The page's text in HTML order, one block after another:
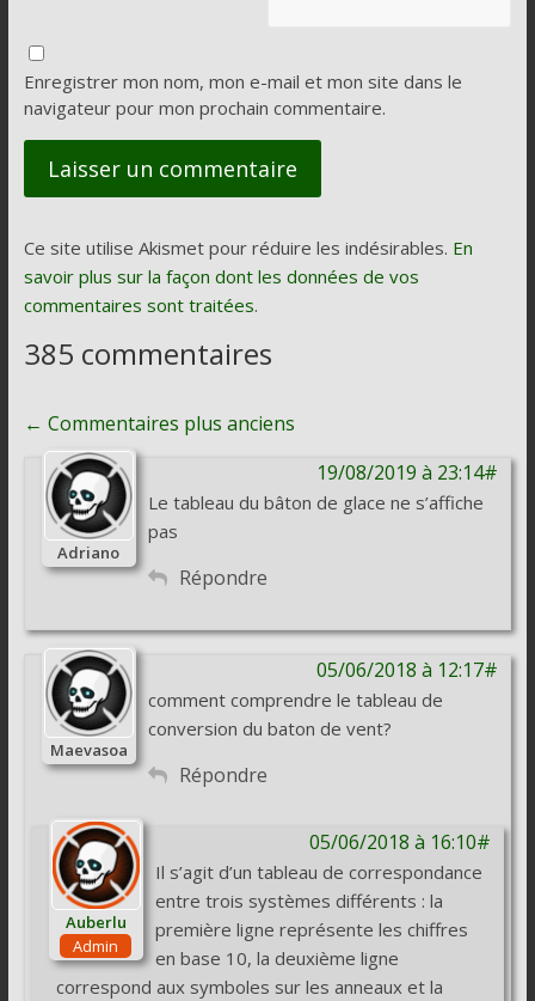
Enregistrer mon nom, mon e-mail et mon site dans le
navigateur pour mon prochain commentaire.
Ce site utilise Akismet pour réduire les indésirables. En
savoir plus sur la façon dont les données de vos
commentaires sont traitées.
385 commentaires
Navigation
de
commentaire
← Commentaires plus anciens
19/08/2019 à 23:14#
Adriano
Le tableau du bâton de glace ne s’affiche
pas
Répondre
05/06/2018 à 12:17#
Maevasoa
comment comprendre le tableau de
conversion du baton de vent?
Répondre
05/06/2018 à 16:10#
Auberlu
Admin
Il s’agit d’un tableau de correspondance
entre trois systèmes différents : la
première ligne représente les chiffres
en base 10, la deuxième ligne
correspond aux symboles sur les anneaux et la